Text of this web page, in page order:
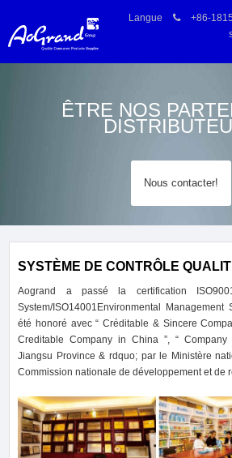
Langue
+86-
ÊTRE NOS
Nous contacter!
SYSTÈME DE CONTRÔLE
Aogrand a passé la certification
System/ISO14001Environmental Management
été honoré avec “ Créditable & Sincere
Creditable Company in China ”, “
Jiangsu Province & rdquo; par le Ministère
Commission nationale de développement et de